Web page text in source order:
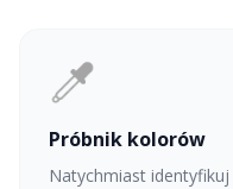
Próbnik kolorów
Natychmiast